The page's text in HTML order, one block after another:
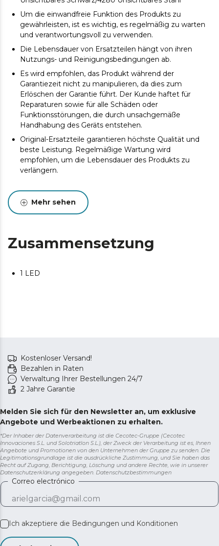
Um die einwandfreie Funktion des Produkts zu
gewährleisten, ist es wichtig, es regelmäßig zu warten
und verantwortungsvoll zu verwenden.
Die Lebensdauer von Ersatzteilen hängt von ihren
Nutzungs- und Reinigungsbedingungen ab.
Es wird empfohlen, das Produkt während der
Garantiezeit nicht zu manipulieren, da dies zum
Erlöschen der Garantie führt. Der Kunde haftet für
Reparaturen sowie für alle Schäden oder
Funktionsstörungen, die durch unsachgemäße
Handhabung des Geräts entstehen.
Original-Ersatzteile garantieren höchste Qualität und
beste Leistung. Regelmäßige Wartung wird
empfohlen, um die Lebensdauer des Produkts zu
verlängern.
Mehr sehen
Zusammensetzung
1 LED
Kostenloser Versand!
Bezahlen in Raten
Verwaltung Ihrer Bestellungen 24/7
2 Jahre Garantie
Melden Sie sich für den Newsletter an, um exklusive
Angebote und Werbeaktionen zu erhalten.
*Der Inhaber der Datenverarbeitung ist die Cecotec-Gruppe (Cecotec
Innovaciones S.L. und Solotriatlon S.L.), der Zweck der Verarbeitung ist es, Ihnen
Angebote und Promotionen von den Unternehmen der Gruppe zu senden. Die
Legitimationsgrundlage ist die ausdrückliche Zustimmung, und Sie haben das
Recht auf Zugang, Berichtigung, Löschung und andere Rechte, wie in unserer
Datenschutzerklärung angegeben. Datenschutzbestimmungen
Correo electrónico
Ich akzeptiere die Bedingungen und Konditionen